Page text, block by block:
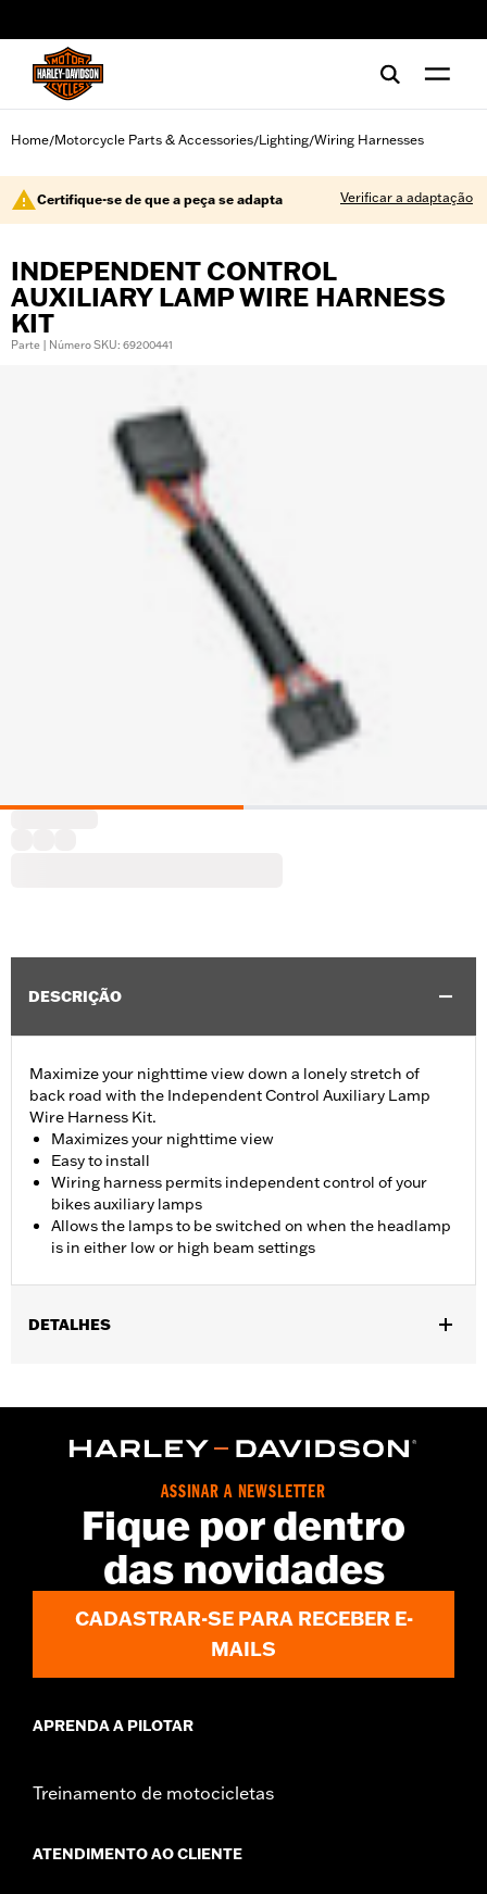
Home/Motorcycle Parts & Accessories/Lighting/Wiring Harnesses
Certifique-se de que a peça se adapta Verificar a adaptação
INDEPENDENT CONTROL
AUXILIARY LAMP WIRE HARNESS
KIT
Parte | Número SKU: 69200441
DESCRIÇÃO
Maximize your nighttime view down a lonely stretch of
back road with the Independent Control Auxiliary Lamp
Wire Harness Kit.
Maximizes your nighttime view
Easy to install
Wiring harness permits independent control of your
bikes auxiliary lamps
Allows the lamps to be switched on when the headlamp
is in either low or high beam settings
DETALHES
Sold In Units:Each
1 year limited warranty – Go to
d.com/warrantyfor full details
ASSINAR A NEWSLETTER
Fique por dentro
das novidades
CADASTRAR-SE PARA RECEBER E-
MAILS
APRENDA A PILOTAR
Treinamento de motocicletas
ATENDIMENTO AO CLIENTE